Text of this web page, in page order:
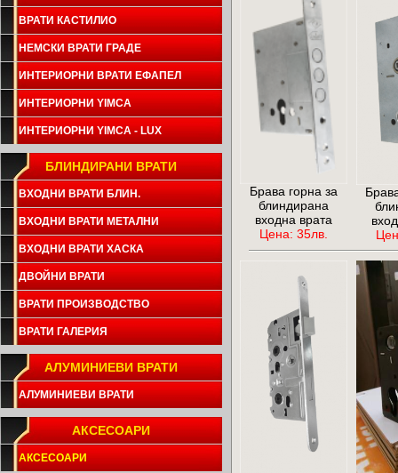
ВРАТИ КАСТИЛИО
НЕМСКИ ВРАТИ ГРАДЕ
ИНТЕРИОРНИ ВРАТИ ЕФАПЕЛ
ИНТЕРИОРНИ YIMCA
ИНТЕРИОРНИ YIMCA - LUX
БЛИНДИРАНИ ВРАТИ
ВХОДНИ ВРАТИ БЛИН.
ВХОДНИ ВРАТИ МЕТАЛНИ
ВХОДНИ ВРАТИ ХАСКА
ДВОЙНИ ВРАТИ
ВРАТИ ПРОИЗВОДСТВО
ВРАТИ ГАЛЕРИЯ
АЛУМИНИЕВИ ВРАТИ
АЛУМИНИЕВИ ВРАТИ
АКСЕСОАРИ
АКСЕСОАРИ
Брава горна за
блиндирана
входна врата
Цена: 35лв.